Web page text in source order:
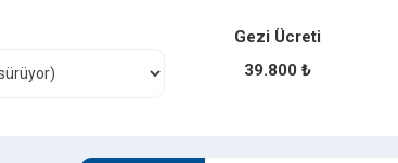
Gezi Ücreti
39.800 ₺